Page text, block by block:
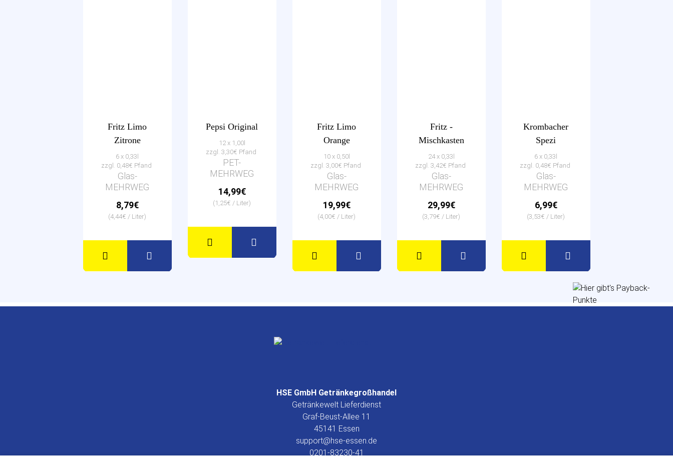
Fritz Limo
Zitrone
6 x 0,33l
zzgl. 0,48€ Pfand
Glas-
MEHRWEG
8,79€
(4,44€ / Liter)
Pepsi Original
12 x 1,00l
zzgl. 3,30€ Pfand
PET-
MEHRWEG
14,99€
(1,25€ / Liter)
Fritz Limo
Orange
10 x 0,50l
zzgl. 3,00€ Pfand
Glas-
MEHRWEG
19,99€
(4,00€ / Liter)
Fritz -
Mischkasten
24 x 0,33l
zzgl. 3,42€ Pfand
Glas-
MEHRWEG
29,99€
(3,79€ / Liter)
Krombacher
Spezi
6 x 0,33l
zzgl. 0,48€ Pfand
Glas-
MEHRWEG
6,99€
(3,53€ / Liter)
HSE GmbH Getränkegroßhandel
Getränkewelt Lieferdienst
Graf-Beust-Allee 11
45141 Essen
support@hse-essen.de
0201-83230-41